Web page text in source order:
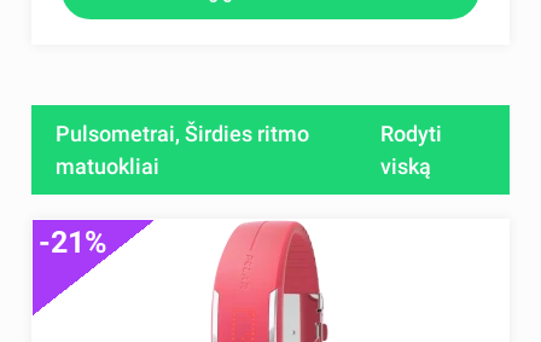
Pulsometrai, Širdies ritmo
matuokliai
Rodyti
viską
-21%